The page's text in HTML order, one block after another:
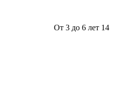
От 3 до 6 лет 14